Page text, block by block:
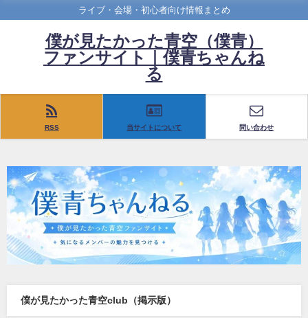
ライブ・会場・初心者向け情報まとめ
僕が見たかった青空（僕青）
ファンサイト｜僕青ちゃんね
る
RSS 当サイトについて 問い合わせ
僕が見たかった青空club（掲示版）